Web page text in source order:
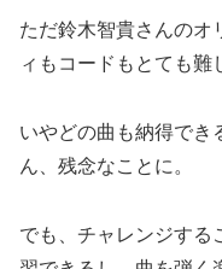
ただ鈴木智貴さんのオ
ィもコードもとても難
いやどの曲も納得でき
ん、残念なことに。
でも、チャレンジする